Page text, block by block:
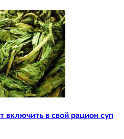
в свой рацион суп